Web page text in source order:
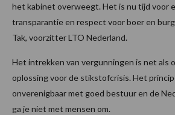
het kabinet overweegt. Het is nu tijd voor
transparantie en respect voor boer en
Tak, voorzitter LTO Nederland.
Het intrekken van vergunningen is net als
oplossing voor de stikstofcrisis. Het
onverenigbaar met goed bestuur en de
ga je niet met mensen om.